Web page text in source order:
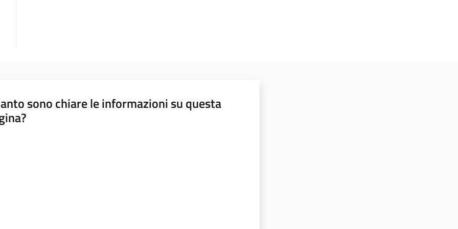
sono chiare le informazioni su questa